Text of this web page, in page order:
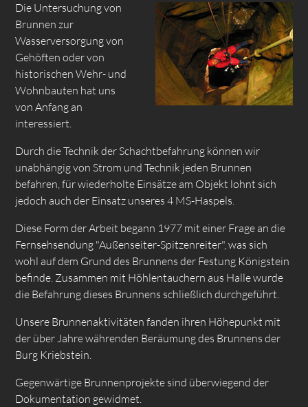
Die Untersuchung von
Brunnen zur
Wasserversorgung von
Gehöften oder von
historischen Wehr- und
Wohnbauten hat uns
von Anfang an
interessiert.
Durch die Technik der Schachtbefahrung können wir
unabhängig von Strom und Technik jeden Brunnen
befahren, für wiederholte Einsätze am Objekt lohnt sich
jedoch auch der Einsatz unseres 4 MS-Haspels.
Diese Form der Arbeit begann 1977 mit einer Frage an die
Fernsehsendung "Außenseiter-Spitzenreiter", was sich
wohl auf dem Grund des Brunnens der Festung Königstein
befinde. Zusammen mit Höhlentauchern aus Halle wurde
die Befahrung dieses Brunnens schließlich durchgeführt.
Unsere Brunnenaktivitäten fanden ihren Höhepunkt mit
der über Jahre währenden Beräumung des Brunnens der
Burg Kriebstein.
Gegenwärtige Brunnenprojekte sind überwiegend der
Dokumentation gewidmet.